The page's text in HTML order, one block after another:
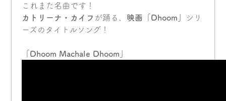
これまた名曲です！
カトリーナ・カイフ が踊る、 映画「Dhoom」
シリ
ーズのタイトルソング！
「Dhoom Machale Dhoom」